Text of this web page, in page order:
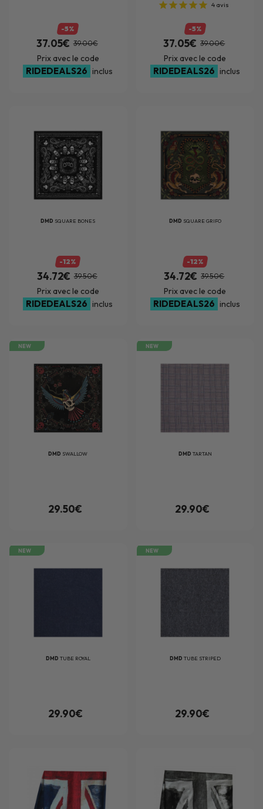
-5%
37.05€ 39.00€
Prix avec le code
RIDEDEALS26 inclus
4 avis
-5%
37.05€ 39.00€
Prix avec le code
RIDEDEALS26 inclus
DMD SQUARE BONES
-12%
34.72€ 39.50€
Prix avec le code
RIDEDEALS26 inclus
DMD SQUARE GRIFO
-12%
34.72€ 39.50€
Prix avec le code
RIDEDEALS26 inclus
NEW
DMD SWALLOW
29.50€
NEW
DMD TARTAN
29.90€
NEW
DMD TUBE ROYAL
29.90€
NEW
DMD TUBE STRIPED
29.90€